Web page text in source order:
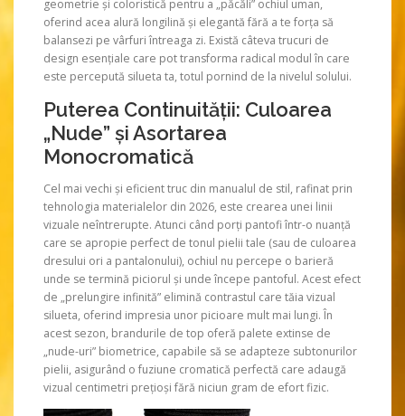
geometrie și coloristică pentru a „păcăli” ochiul uman,
oferind acea alură longilină și elegantă fără a te forța să
balansezi pe vârfuri întreaga zi. Există câteva trucuri de
design esențiale care pot transforma radical modul în care
este percepută silueta ta, totul pornind de la nivelul solului.
Puterea Continuității: Culoarea
„Nude” și Asortarea
Monocromatică
Cel mai vechi și eficient truc din manualul de stil, rafinat prin
tehnologia materialelor din 2026, este crearea unei linii
vizuale neîntrerupte. Atunci când porți pantofi într-o nuanță
care se apropie perfect de tonul pielii tale (sau de culoarea
dresului ori a pantalonului), ochiul nu percepe o barieră
unde se termină piciorul și unde începe pantoful. Acest efect
de „prelungire infinită” elimină contrastul care tăia vizual
silueta, oferind impresia unor picioare mult mai lungi. În
acest sezon, brandurile de top oferă palete extinse de
„nude-uri” biometrice, capabile să se adapteze subtonurilor
pielii, asigurând o fuziune cromatică perfectă care adaugă
vizual centimetri prețioși fără niciun gram de efort fizic.